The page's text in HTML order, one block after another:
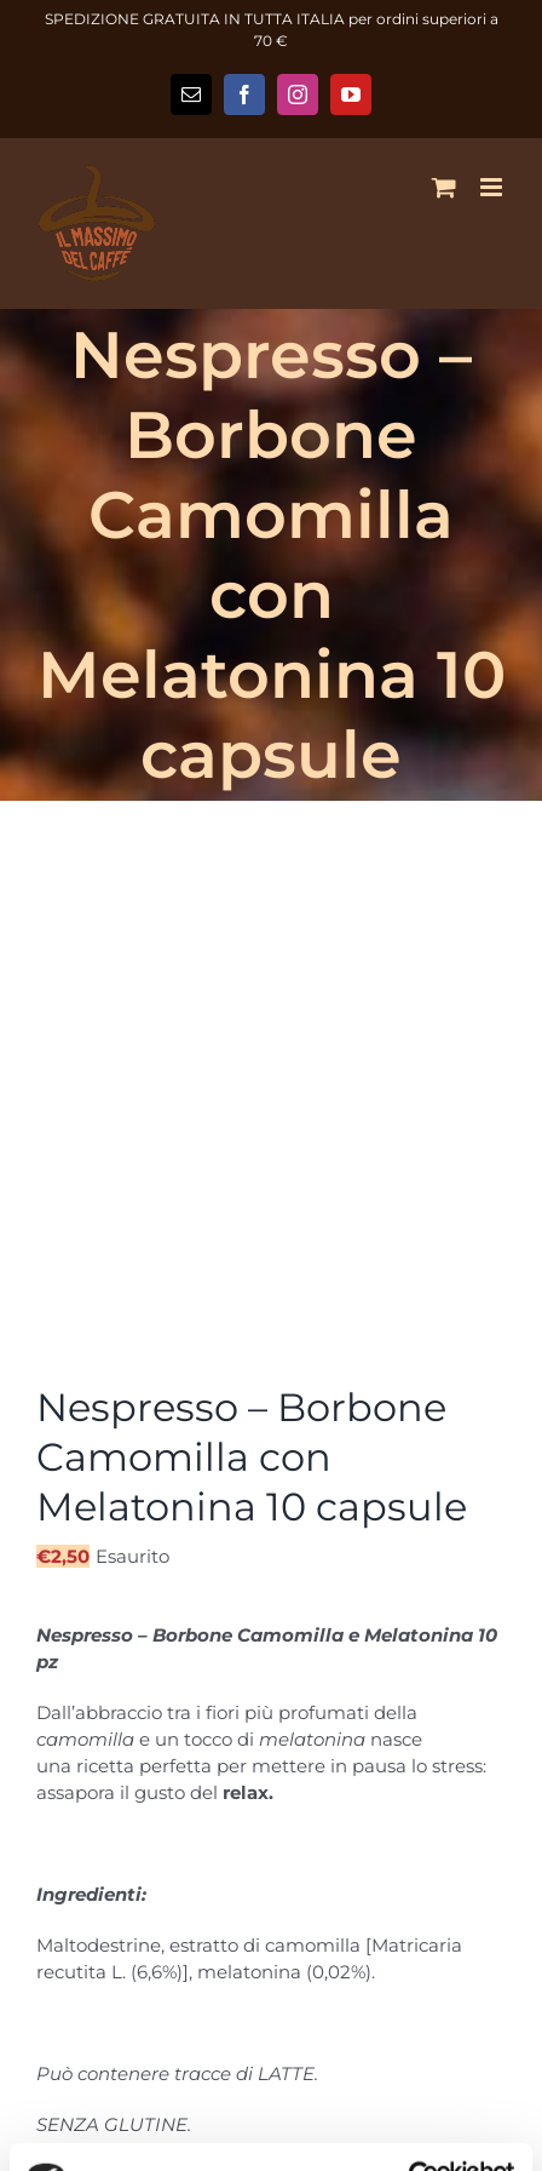
SPEDIZIONE GRATUITA IN TUTTA ITALIA per ordini superiori a
70 €
Email FacebookInstagramYouTube
Nespresso –
Borbone
Camomilla
con
Melatonina 10
capsule
Nespresso – Borbone
Camomilla con
Melatonina 10 capsule
€2,50 Esaurito
Nespresso – Borbone Camomilla e Melatonina 10
pz
Dall’abbraccio tra i fiori più profumati della
camomilla e un tocco di melatonina nasce
una ricetta perfetta per mettere in pausa lo stress:
assapora il gusto del relax.
Ingredienti:
Maltodestrine, estratto di camomilla [Matricaria
recutita L. (6,6%)], melatonina (0,02%).
Può contenere tracce di LATTE.
SENZA GLUTINE.